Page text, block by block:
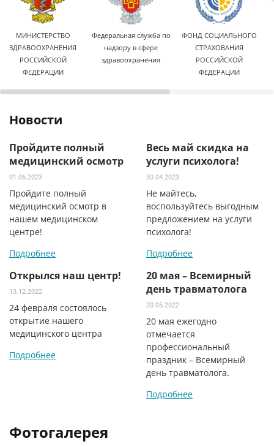
МИНИСТЕРСТВО
ЗДРАВООХРАНЕНИЯ
РОССИЙСКОЙ
ФЕДЕРАЦИИ
Федеральная служба по
надзору в сфере
здравоохранения
ФОНД СОЦИАЛЬНОГО
СТРАХОВАНИЯ
РОССИЙСКОЙ
ФЕДЕРАЦИИ
Новости
Пройдите полный
медицинский осмотр
01.06.2023
Пройдите полный
медицинский осмотр в
нашем медицинском
центре!
Подробнее
Весь май скидка на
услуги психолога!
30.04.2023
Не майтесь,
воспользуйтесь выгодным
предложением на услуги
психолога!
Подробнее
Открылся наш центр!
13.12.2022
24 февраля состоялось
открытие нашего
медицинского центра
Подробнее
20 мая – Всемирный
день травматолога
20.05.2022
20 мая ежегодно
отмечается
профессиональный
праздник – Всемирный
день травматолога.
Подробнее
Фотогалерея